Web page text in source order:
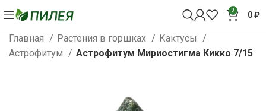
0 0₽
Главная Растения в горшках
Кактусы
Астрофитум
Астрофитум Мириостигма Кикко 7/15